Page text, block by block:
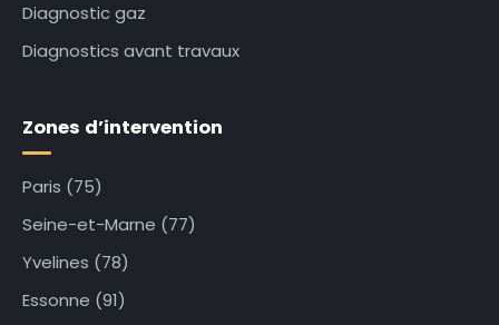
Diagnostic gaz
Diagnostics avant travaux
Zones d’intervention
Paris (75)
Seine-et-Marne (77)
Yvelines (78)
Essonne (91)